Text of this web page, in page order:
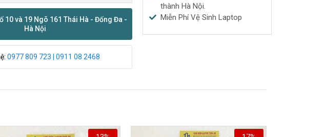
10 và 19 Ngõ 161 Thái Hà - Đống Đa -
Hà Nội
0977 809 723 | 0911 08 2468
thành Hà Nội.
Miễn Phí Vệ Sinh Laptop